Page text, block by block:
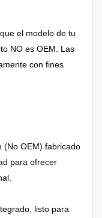
el modelo de tu
NO es OEM. Las
con fines
(No OEM) fabricado
para ofrecer
listo para